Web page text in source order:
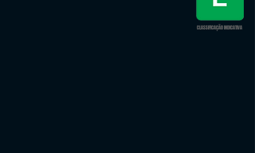
CLASSIFICAÇÃO INDICATIVA